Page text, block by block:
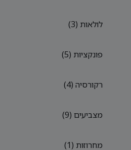
לולאות (3)
פונקציות (5)
רקורסיה (4)
מצביעים (9)
מחרוזות (1)